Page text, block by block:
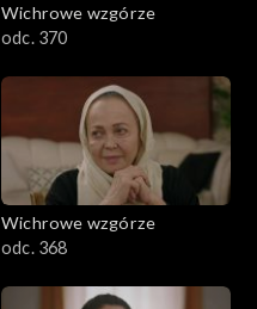
Wichrowe wzgórze
odc. 370
Wichrowe wzgórze
odc. 368